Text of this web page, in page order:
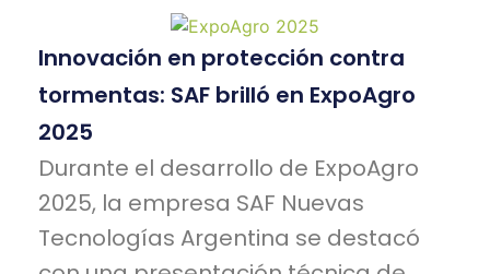
Innovación en protección contra
tormentas: SAF brilló en ExpoAgro
2025
Durante el desarrollo de ExpoAgro
2025, la empresa SAF Nuevas
Tecnologías Argentina se destacó